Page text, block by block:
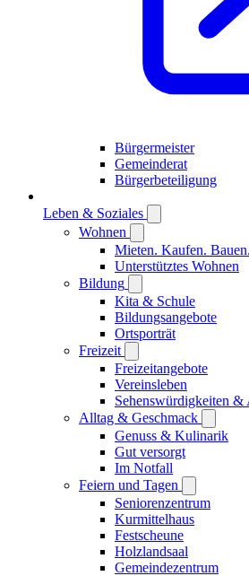
Bürgermeister
Gemeinderat
Bürgerbeteiligung
Leben & Soziales
Wohnen
Mieten. Kaufen. Bauen.
Unterstütztes Wohnen
Bildung
Kita & Schule
Bildungsangebote
Ortsporträt
Freizeit
Freizeitangebote
Vereinsleben
Sehenswürdigkeiten &
Alltag & Geschmack
Genuss & Kulinarik
Gut versorgt
Im Notfall
Feiern und Tagen
Seniorenzentrum
Kurmittelhaus
Festscheune
Holzlandsaal
Gemeindezentrum